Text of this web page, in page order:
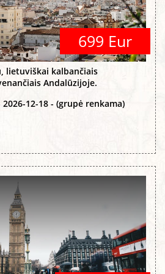
699 Eur
lietuviškai kalbančiais
Andalūzijoje.
2026-12-18 - (grupė renkama)